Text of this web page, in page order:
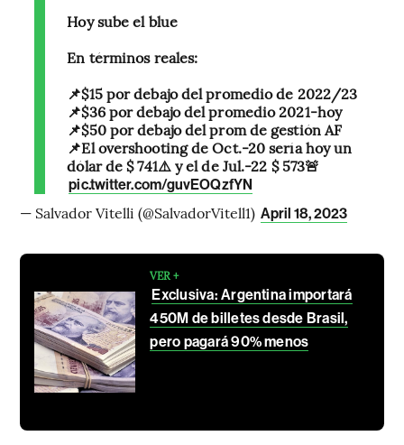
Hoy sube el blue
En términos reales:
📌$15 por debajo del promedio de 2022/23
📌$36 por debajo del promedio 2021-hoy
📌$50 por debajo del prom de gestión AF
📌El overshooting de Oct.-20 sería hoy un
dólar de $ 741⚠️ y el de Jul.-22 $ 573🚨
pic.twitter.com/guvEOQzfYN
— Salvador Vitelli (@SalvadorVitell1) April 18, 2023
VER +
Exclusiva: Argentina importará
450M de billetes desde Brasil,
pero pagará 90% menos